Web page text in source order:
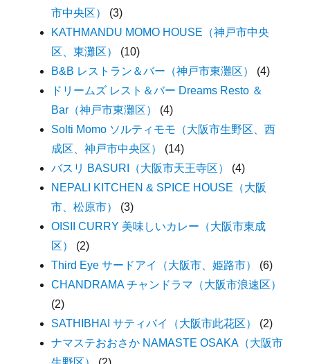
市中央区）
(3)
KATHMANDU MOMO HOUSE（神戸市中央
区、東灘区）
(10)
B&B レストラン＆バー（神戸市東灘区）
(4)
ドリームズ レスト＆バー Dreams Resto ＆
Bar（神戸市東灘区）
(4)
Solti Momo ソルティモモ（大阪市生野区、西
成区、神戸市中央区）
(14)
バスリ BASURI（大阪市天王寺区）
(4)
NEPALI KITCHEN & SPICE HOUSE（大阪
市、松原市）
(3)
OISII CURRY 美味しいカレー（大阪市東成
区）
(2)
Third Eye サードアイ（大阪市、姫路市）
(6)
CHANDRAMA チャンドラマ（大阪市浪速区）
(2)
SATHIBHAI サティバイ（大阪市此花区）
(2)
ナマステおおさか NAMASTE OSAKA（大阪市